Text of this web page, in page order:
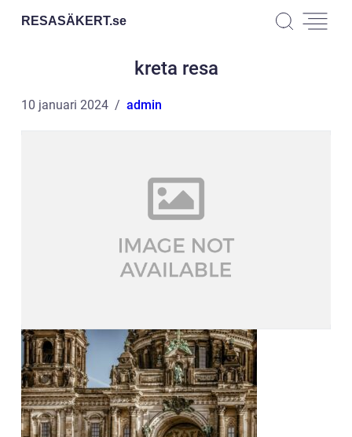
RESASÄKERT.se
kreta resa
10 januari 2024 admin